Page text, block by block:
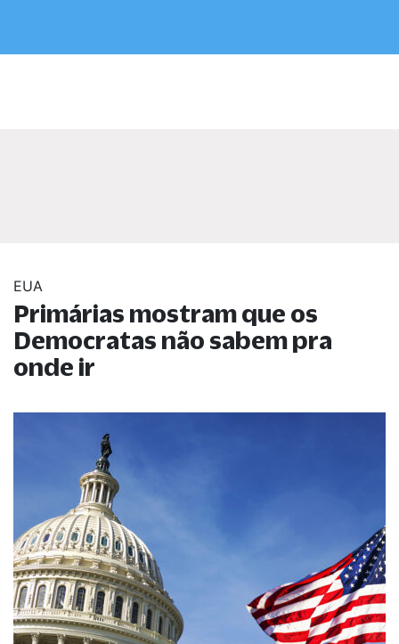
EUA
Primárias mostram que os
Democratas não sabem pra
onde ir